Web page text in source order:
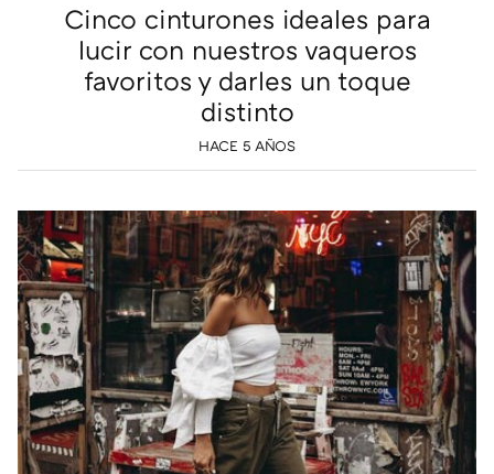
Cinco cinturones ideales para
lucir con nuestros vaqueros
favoritos y darles un toque
distinto
HACE 5 AÑOS